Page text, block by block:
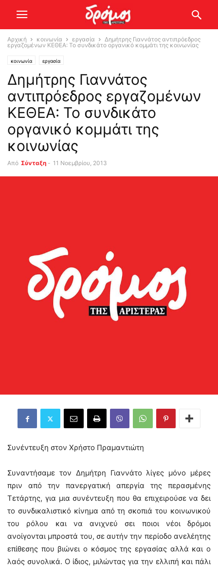
Αρχική κοινωνία εργασία
Δημήτρης Γιαννάτος αντιπρόεδρος
εργαζομένων ΚΕΘΕΑ: Το συνδικάτο οργανικό κομμάτι της κοινωνίας
κοινωνία εργασία
Δημήτρης Γιαννάτος
αντιπρόεδρος εργαζομένων
ΚΕΘΕΑ: Το συνδικάτο
οργανικό κομμάτι της
κοινωνίας
Από Σύνταξη - 11 Νοεμβρίου, 2013
Συνέντευξη στον Χρήστο Πραμαντιώτη
Συναντήσαμε τον Δημήτρη Γιαννάτο λίγες μόνο μέρες
πριν από την πανεργατική απεργία της περασμένης
Τετάρτης, για μια συνέντευξη που θα επιχειρούσε να δει
το συνδικαλιστικό κίνημα από τη σκοπιά του κοινωνικού
του ρόλου και να ανιχνεύ σει ποιοι νέοι δρόμοι
ανοίγονται μπροστά του, σε αυτήν την περίοδο ανελέητης
επίθεσης που βιώνει ο κόσμος της εργασίας αλλά και ο
λαός συνολικά. Ο ίδιος, μιλώντας για την ελλιπή και πάλι